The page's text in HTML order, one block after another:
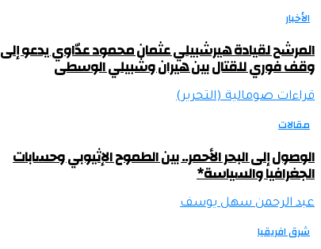
الأخبار
المرشح لقيادة هيرشبيلي عثمان محمود عدّاوي يدعو إلى
وقف فوري للقتال بين هيران وشبيلي الوسطى
قراءات صومالية (التحرير)
مقالات
الوصول إلى البحر الأحمر.. بين الطموح الإثيوبي وحسابات
الجغرافيا والسياسة*
عبد الرحمن سهل يوسف
شرق افريقيا